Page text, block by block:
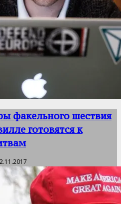
факельного шествия
готовятся к